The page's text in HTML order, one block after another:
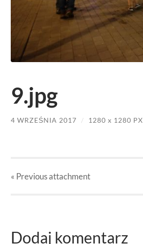
9.jpg
4 WRZEŚNIA 2017 / 1280 x 1280 PX
« Previousattachment
Dodaj komentarz